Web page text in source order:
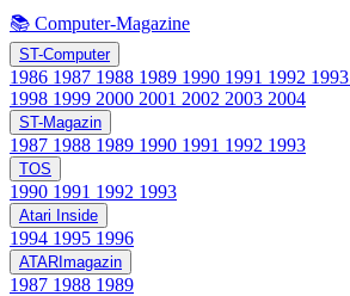
📚 Computer-Magazine
ST-Computer
1986 1987 1988 1989 1990 1991 1992 1993
1998 1999 2000 2001 2002 2003 2004
ST-Magazin
1987 1988 1989 1990 1991 1992 1993
TOS
1990 1991 1992 1993
Atari Inside
1994 1995 1996
ATARImagazin
1987 1988 1989